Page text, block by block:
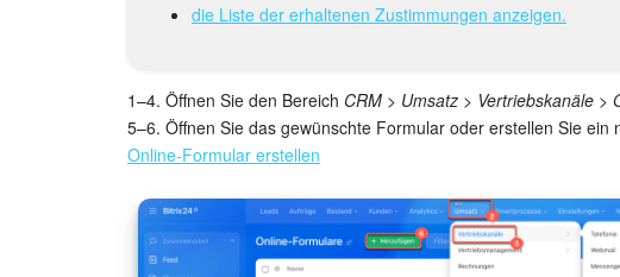
die Liste der erhaltenen Zustimmungen anzeigen.
1–4. Öffnen Sie den Bereich CRM > Umsatz > Vertriebskanäle >
5–6. Öffnen Sie das gewünschte Formular oder erstellen Sie ein
Online-Formular erstellen